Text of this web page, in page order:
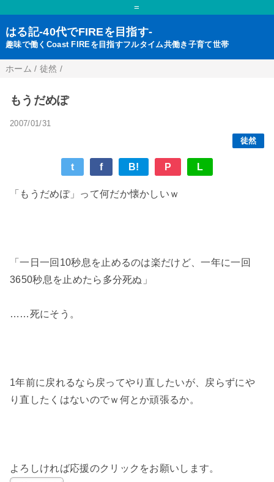
=
はる記-40代でFIREを目指す-
趣味で働くCoast FIREを目指すフルタイム共働き子育て世帯
ホーム / 徒然 /
もうだめぽ
2007/01/31
徒然
t f B! P L
「もうだめぽ」って何だか懐かしいｗ
「一日一回10秒息を止めるのは楽だけど、一年に一回
3650秒息を止めたら多分死ぬ」
……死にそう。
1年前に戻れるなら戻ってやり直したいが、戻らずにや
り直したくはないのでｗ何とか頑張るか。
よろしければ応援のクリックをお願いします。